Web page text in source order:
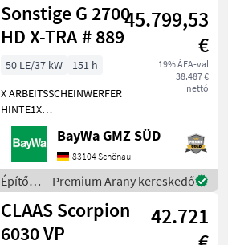
Sonstige G 2700
HD X-TRA # 889
45.799,53
€
19% ÁFA-val
38.487 €
nettó
50 LE/37 kW
151 h
X ARBEITSSCHEINWERFER
HINTE1X
ARBEITSSCHEINWERFER
VORNE1X
HECKGEWICHTSPLATTE 62
KG1X
HYDRAULIKKREISLAUF
DPPPEL31X15.50-15
SKIDDATENBESCHEINIGUNG
BRD 20 KMDRUCKFREIER
BayWa GMZ SÜD
83104 Schönau
Építőgépek
/
Sonstige
Premium Arany kereskedő
CLAAS Scorpion
6030 VP
42.721